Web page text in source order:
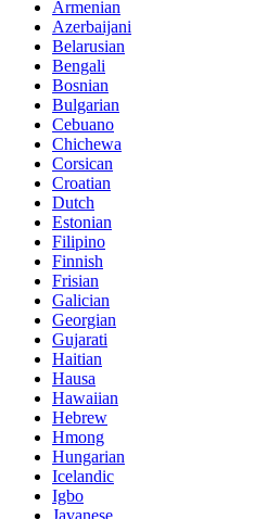
Armenian
Azerbaijani
Belarusian
Bengali
Bosnian
Bulgarian
Cebuano
Chichewa
Corsican
Croatian
Dutch
Estonian
Filipino
Finnish
Frisian
Galician
Georgian
Gujarati
Haitian
Hausa
Hawaiian
Hebrew
Hmong
Hungarian
Icelandic
Igbo